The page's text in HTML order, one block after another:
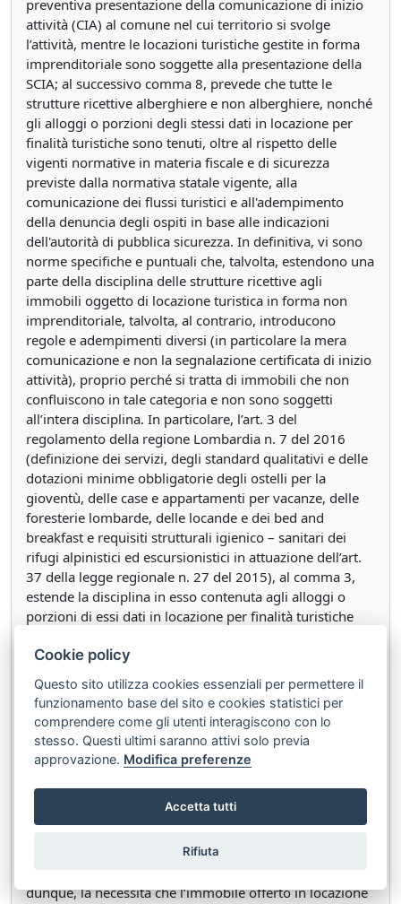
preventiva presentazione della comunicazione di inizio
attività (CIA) al comune nel cui territorio si svolge
l’attività, mentre le locazioni turistiche gestite in forma
imprenditoriale sono soggette alla presentazione della
SCIA; al successivo comma 8, prevede che tutte le
strutture ricettive alberghiere e non alberghiere, nonché
gli alloggi o porzioni degli stessi dati in locazione per
finalità turistiche sono tenuti, oltre al rispetto delle
vigenti normative in materia fiscale e di sicurezza
previste dalla normativa statale vigente, alla
comunicazione dei flussi turistici e all'adempimento
della denuncia degli ospiti in base alle indicazioni
dell'autorità di pubblica sicurezza. In definitiva, vi sono
norme specifiche e puntuali che, talvolta, estendono una
parte della disciplina delle strutture ricettive agli
immobili oggetto di locazione turistica in forma non
imprenditoriale, talvolta, al contrario, introducono
regole e adempimenti diversi (in particolare la mera
comunicazione e non la segnalazione certificata di inizio
attività), proprio perché si tratta di immobili che non
confluiscono in tale categoria e non sono soggetti
all’intera disciplina. In particolare, l’art. 3 del
regolamento della regione Lombardia n. 7 del 2016
(definizione dei servizi, degli standard qualitativi e delle
dotazioni minime obbligatorie degli ostelli per la
gioventù, delle case e appartamenti per vacanze, delle
foresterie lombarde, delle locande e dei bed and
breakfast e requisiti strutturali igienico – sanitari dei
rifugi alpinistici ed escursionistici in attuazione dell’art.
37 della legge regionale n. 27 del 2015), al comma 3,
estende la disciplina in esso contenuta agli alloggi o
porzioni di essi dati in locazione per finalità turistiche
disposizione deve essere interpretata in modo
restrittivo, circoscrivendosi l’estensione a quella parte
della disciplina compatibile con un contratto di
locazione, concluso al di fuori di un’attività
imprenditoriale e soggetto al codice civile, per cui, ad
esempio, non si può estendere a tali locatori tutta la
il regolamento, al suo interno, distingue le plurime
strutture ricettive, assoggettandole a requisiti diversi,
3, dedicato alle case vacanza, comporta la sua
dunque, la necessità che l’immobile offerto in locazione
Cookie policy
Questo sito utilizza cookies essenziali per permettere il
funzionamento base del sito e cookies statistici per
comprendere come gli utenti interagiscono con lo
stesso. Questi ultimi saranno attivi solo previa
approvazione. Modifica preferenze
Accetta tutti
Rifiuta